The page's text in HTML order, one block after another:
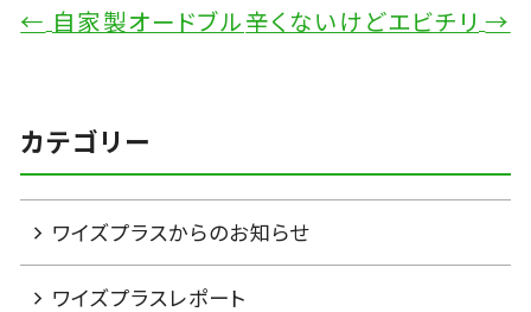
← 自家製オードブル 辛くないけどエビチリ →
カテゴリー
ワイズプラスからのお知らせ
ワイズプラスレポート